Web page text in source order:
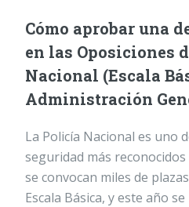
Cómo aprobar una
en las Oposiciones
Nacional (Escala
Administración
La Policía Nacional es uno
seguridad más reconocidos
se convocan miles de
Escala Básica, y este año